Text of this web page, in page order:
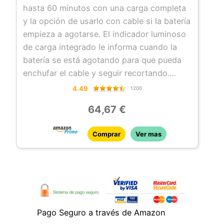
El Clipper viene equipado con una hoja
ajustable (#2191) 0000. Fabricado en
Estados Unidos.
Nota: debido a la mejora continua, la
apariencia del producto puede variar
ligeramente de las imágenes del producto
en este listado
hasta 60 minutos con una carga completa
y la opción de usarlo con cable si la batería
empieza a agotarse. El indicador luminoso
de carga integrado le informa cuando la
batería se está agotando para que pueda
enchufar el cable y seguir recortando.
RECORTADOR A BATERÍA – El mini
cuchilla de corte más estrecho, ideal para
recortar las líneas del pelo y las patillas.
RECORTADOR DE NARIZ – Para completar
el kit de aseo, un recortador personal ideal
nariz, las orejas y las cejas. La punta
redondeada se puede inclinar de forma
segura y perfecta para alcanzar y eliminar
fácilmente el vello de las zonas de difícil
4.49 1200
64,67 €
Comprar Ver mas
Pago Seguro a través de Amazon